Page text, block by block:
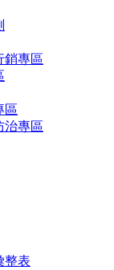
銷專區
區
治專區
整表